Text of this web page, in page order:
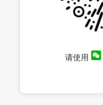
请使用